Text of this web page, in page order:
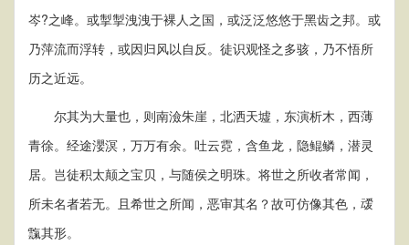
岑?之峰。或掣掣洩洩于裸人之国，或泛泛悠悠于黑齿之邦。或
乃萍流而浮转，或因归风以自反。徒识观怪之多骇，乃不悟所
历之近远。
尔其为大量也，则南澰朱崖，北洒天墟，东演析木，西薄
青徐。经途瀴溟，万万有余。吐云霓，含鱼龙，隐鲲鳞，潜灵
居。岂徒积太颠之宝贝，与随侯之明珠。将世之所收者常闻，
所未名者若无。且希世之所闻，恶审其名？故可仿像其色，叆
霼其形。